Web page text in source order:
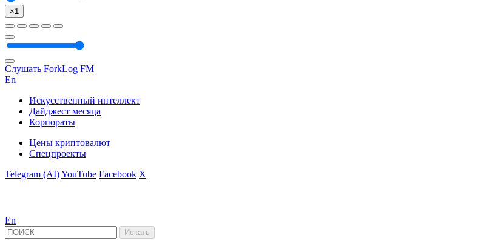
×1
Слушать ForkLog FM
En
Искусственный интеллект
Дайджест месяца
Корпораты
Цены криптовалют
Спецпроекты
Telegram (AI)YouTube Facebook X
En